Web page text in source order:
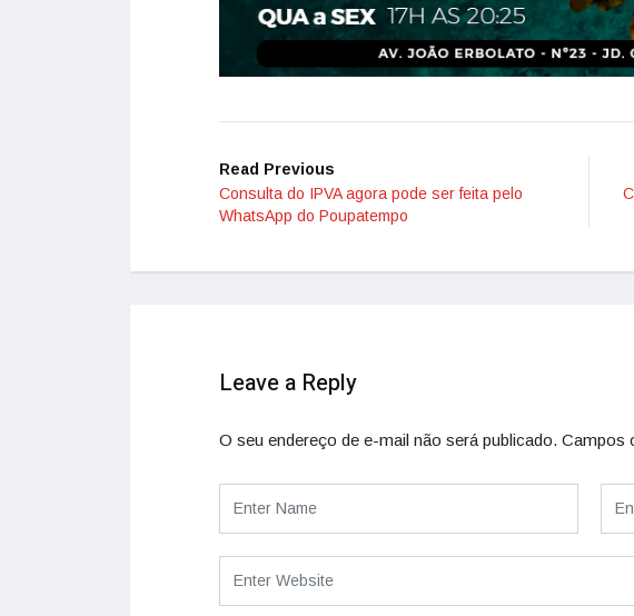
Read Previous
Consulta do IPVA agora pode ser feita pelo
WhatsApp do Poupatempo
Leave a Reply
O seu endereço de e-mail não será publicado. Campos